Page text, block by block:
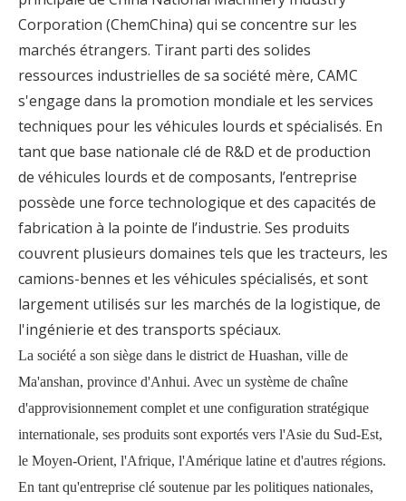
Corporation (ChemChina) qui se concentre sur les
marchés étrangers. Tirant parti des solides
ressources industrielles de sa société mère, CAMC
s'engage dans la promotion mondiale et les services
techniques pour les véhicules lourds et spécialisés. En
tant que base nationale clé de R&D et de production
de véhicules lourds et de composants, l’entreprise
possède une force technologique et des capacités de
fabrication à la pointe de l’industrie. Ses produits
couvrent plusieurs domaines tels que les tracteurs, les
camions-bennes et les véhicules spécialisés, et sont
largement utilisés sur les marchés de la logistique, de
l'ingénierie et des transports spéciaux.
La société a son siège dans le district de Huashan, ville de
Ma'anshan, province d'Anhui. Avec un système de chaîne
d'approvisionnement complet et une configuration stratégique
internationale, ses produits sont exportés vers l'Asie du Sud-Est,
le Moyen-Orient, l'Afrique, l'Amérique latine et d'autres régions.
En tant qu'entreprise clé soutenue par les politiques nationales,